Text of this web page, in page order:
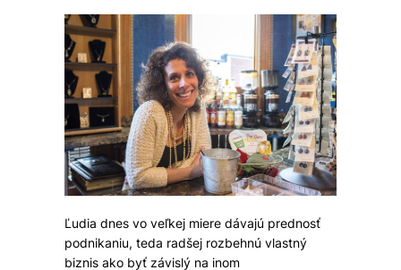
Ľudia dnes vo veľkej miere dávajú prednosť
podnikaniu, teda radšej rozbehnú vlastný
biznis ako byť závislý na inom